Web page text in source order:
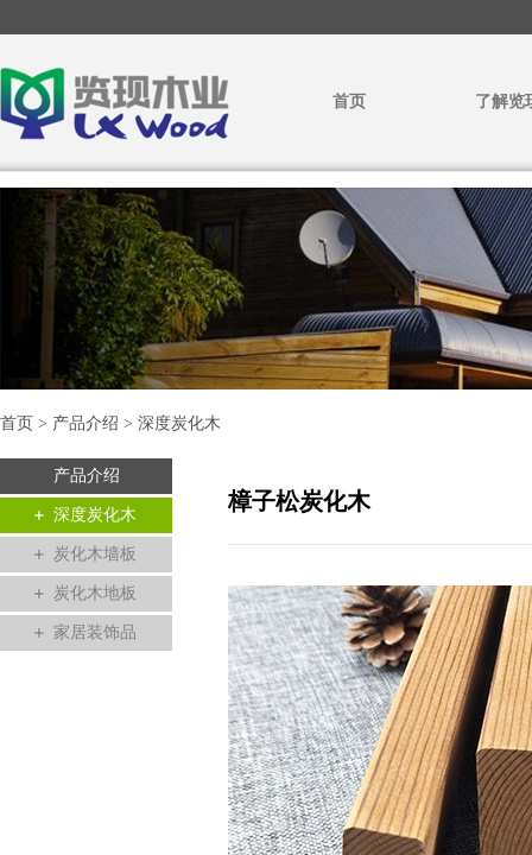
首页 了解览
首页 > 产品介绍 > 深度炭化木
产品介绍
深度炭化木
炭化木墙板
炭化木地板
家居装饰品
樟子松炭化木